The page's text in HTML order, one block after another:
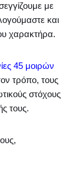
με
και
χαρακτήρα.
45 μοιρών
τρόπο, τους
στόχους
τους.